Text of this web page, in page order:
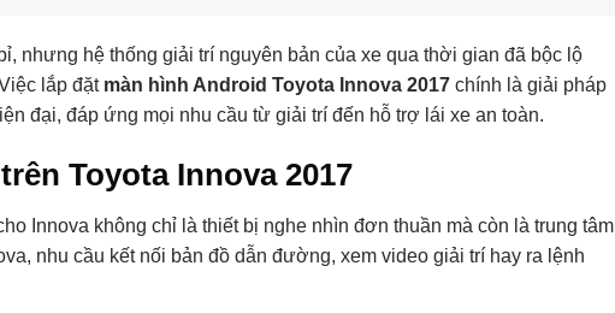
nhưng hệ thống giải trí nguyên bản của xe qua thời gian đã bộc lộ
lắp đặt màn hình Android Toyota Innova 2017 chính là giải pháp
đại, đáp ứng mọi nhu cầu từ giải trí đến hỗ trợ lái xe an toàn.
Toyota Innova 2017
Innova không chỉ là thiết bị nghe nhìn đơn thuần mà còn là trung tâm
nhu cầu kết nối bản đồ dẫn đường, xem video giải trí hay ra lệnh